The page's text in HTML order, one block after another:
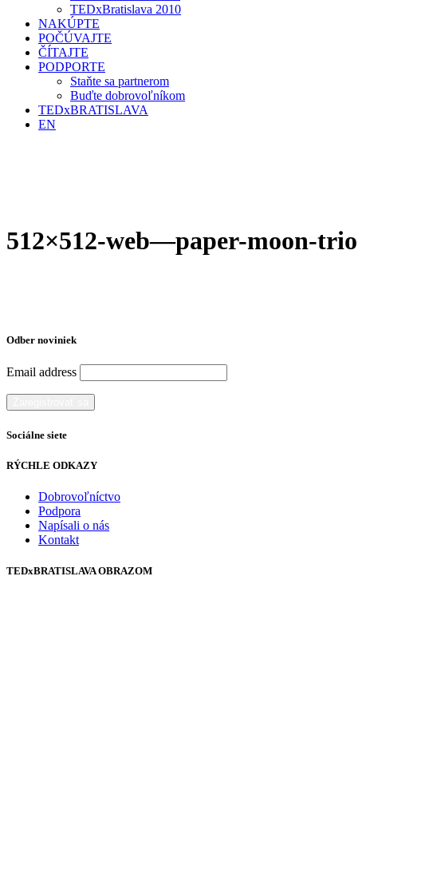
TEDxBratislava 2010
NAKÚPTE
POČÚVAJTE
ČÍTAJTE
PODPORTE
Staňte sa partnerom
Buďte dobrovoľníkom
TEDxBRATISLAVA
EN
512×512-web—paper-moon-trio
Odber noviniek
Email address
Sociálne siete
RÝCHLE ODKAZY
Dobrovoľníctvo
Podpora
Napísali o nás
Kontakt
TEDxBRATISLAVA OBRAZOM